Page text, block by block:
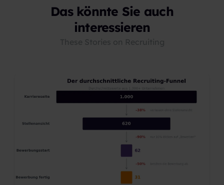
Das könnte Sie auch
interessieren